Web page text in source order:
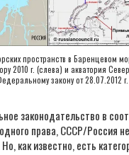
пространств в Баренцевом
2010 г. (слева) и акватория
закону от 28.07.2012
законодательство в
права, СССР/Россия
как известно, есть